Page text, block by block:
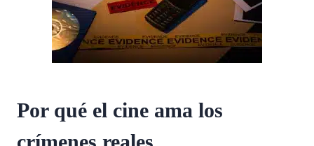
Por qué el cine ama los
crímenes reales